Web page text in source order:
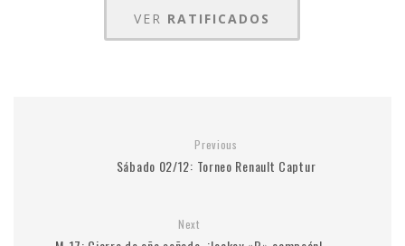
VER RATIFICADOS
Previous
Sábado 02/12: Torneo Renault Captur
Next